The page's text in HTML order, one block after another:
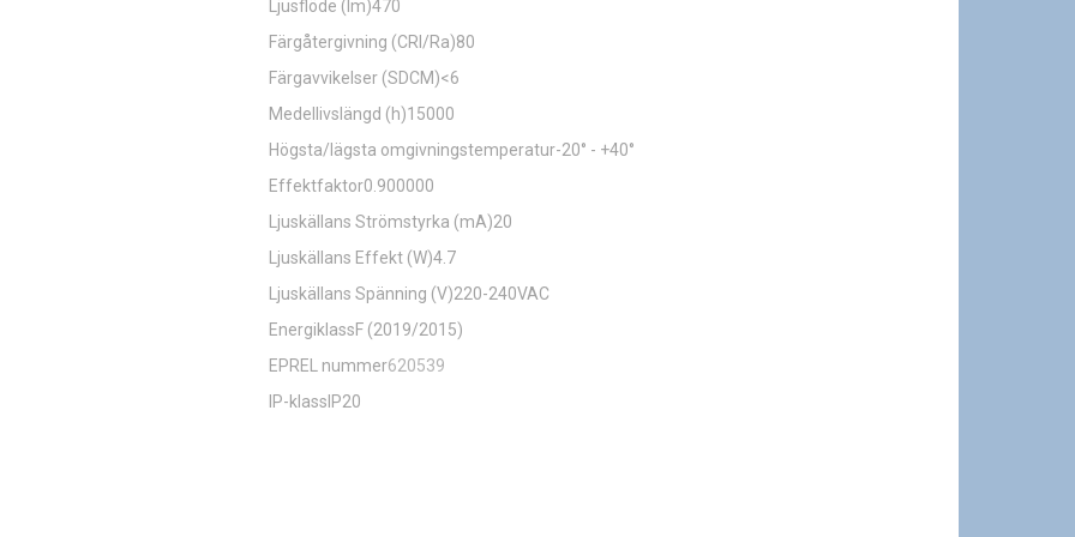
Ljusflöde (lm)470
Färgåtergivning (CRI/Ra)80
Färgavvikelser (SDCM)<6
Medellivslängd (h)15000
Högsta/lägsta omgivningstemperatur-20° - +40°
Effektfaktor0.900000
Ljuskällans Strömstyrka (mA)20
Ljuskällans Effekt (W)4.7
Ljuskällans Spänning (V)220-240VAC
EnergiklassF (2019/2015)
EPREL nummer620539
IP-klassIP20